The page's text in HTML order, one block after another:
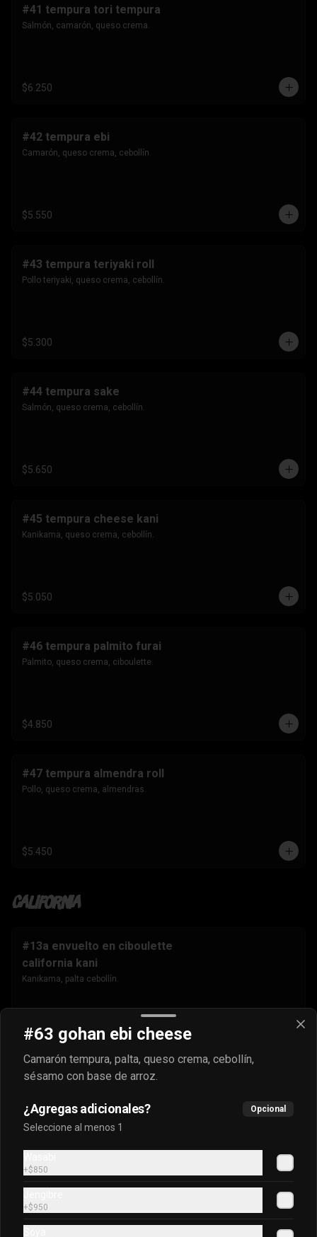
#41 tempura tori tempura
Salmón, camarón, queso crema.
$6.250
#42 tempura ebi
Camarón, queso crema, cebollín.
$5.550
#43 tempura teriyaki roll
Pollo teriyaki, queso crema, cebollín.
$5.300
#44 tempura sake
Salmón, queso crema, cebollín.
$5.650
#45 tempura cheese kani
Kanikama, queso crema, cebollín.
$5.050
#46 tempura palmito furai
Palmito, queso crema, ciboulette.
$4.850
#47 tempura almendra roll
Pollo, queso crema, almendras.
$5.450
California
#13a envuelto en ciboulette
california kani
Kanikama, palta cebollín.
#13b envuelto en masago
Kanikama, palta cebollín.
$4.500
#13c envuelto en sésamo
california kani
#63 gohan ebi cheese
Camarón tempura, palta, queso crema, cebollín,
sésamo con base de arroz.
¿Agregas adicionales? Opcional
Seleccione al menos 1
+$850
+$950